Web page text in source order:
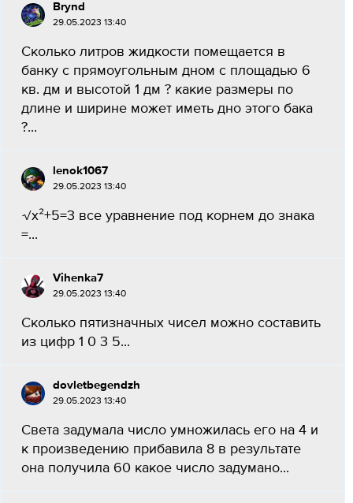
Brynd
29.05.2023 13:40
Сколько литров жидкости помещается в
банку с прямоугольным дном с площадью 6
кв. дм и высотой 1 дм ? какие размеры по
длине и ширине может иметь дно этого бака
?...
lenok1067
29.05.2023 13:40
√х²+5=3 все уравнение под корнем до знака
=...
Vihenka7
29.05.2023 13:40
Сколько пятизначных чисел можно составить
из цифр 1 0 3 5...
dovletbegendzh
29.05.2023 13:40
Света задумала число умножилась его на 4 и
к произведению прибавила 8 в результате
она получила 60 какое число задумано...